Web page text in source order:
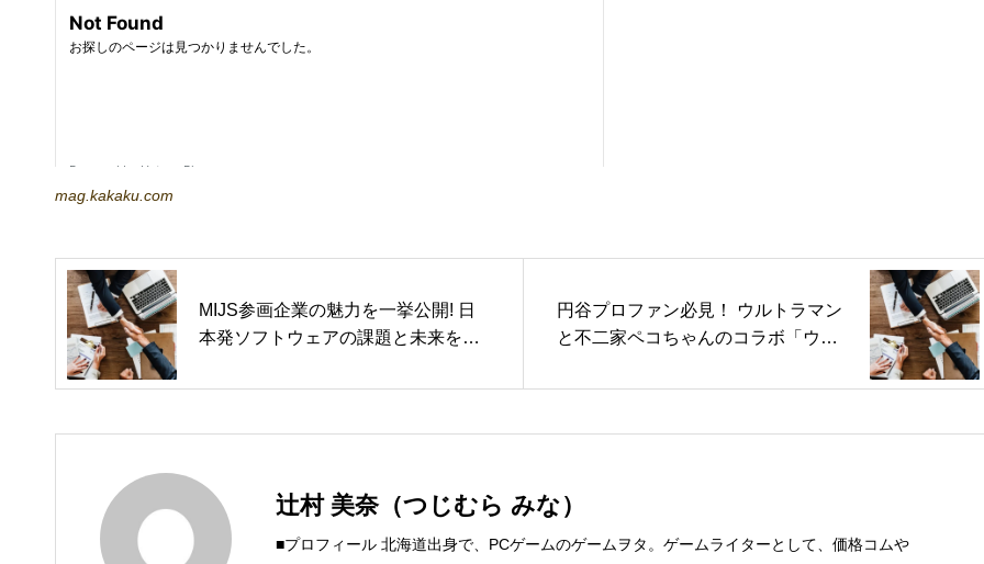
mag.kakaku.com
MIJS参画企業の魅力を一挙公開! 日
本発ソフトウェアの課題と未来を考
円谷プロファン必見！ ウルトラマン
と不二家ペコちゃんのコラボ「ウル
コムマガジン）
辻村 美奈（つじむら みな）
■プロフィール 北海道出身で、PCゲームのゲームヲタ。ゲームライターとして、価格コムや